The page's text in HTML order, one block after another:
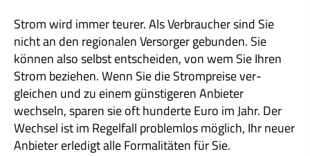
Strom wird immer teurer. Als Verbraucher sind Sie
nicht an den regionalen Versorger gebunden. Sie
können also selbst entscheiden, von wem Sie Ihren
Strom beziehen. Wenn Sie die Strompreise ver­
gleichen und zu einem günstigeren Anbieter
wechseln, sparen sie oft hunderte Euro im Jahr. Der
Wechsel ist im Regelfall problemlos möglich, Ihr neuer
Anbieter erledigt alle Formalitäten für Sie.